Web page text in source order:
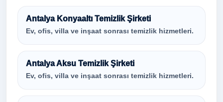
Antalya Konyaaltı Temizlik Şirketi
Ev, ofis, villa ve inşaat sonrası temizlik hizmetleri.
Antalya Aksu Temizlik Şirketi
Ev, ofis, villa ve inşaat sonrası temizlik hizmetleri.